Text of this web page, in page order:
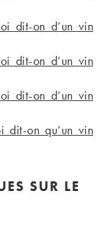
dit-on d’un vin
dit-on d’un vin
dit-on d’un vin
dit-on qu’un vin
SUR LE